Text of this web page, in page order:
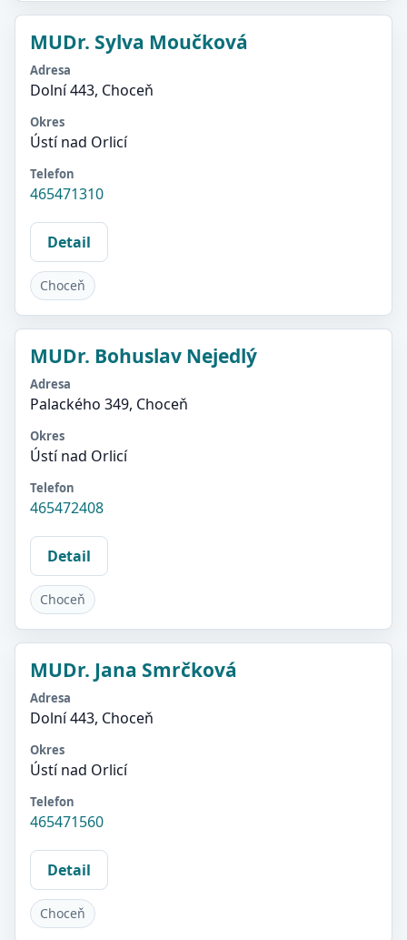
MUDr. Sylva Moučková
Adresa
Dolní 443, Choceň
Okres
Ústí nad Orlicí
Telefon
465471310
Detail
Choceň
MUDr. Bohuslav Nejedlý
Adresa
Palackého 349, Choceň
Okres
Ústí nad Orlicí
Telefon
465472408
Detail
Choceň
MUDr. Jana Smrčková
Adresa
Dolní 443, Choceň
Okres
Ústí nad Orlicí
Telefon
465471560
Detail
Choceň